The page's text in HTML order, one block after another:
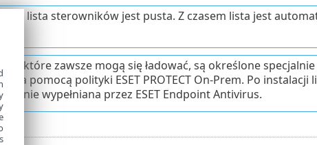
lista sterowników jest pusta. Z czasem lista jest
które zawsze mogą się ładować, są określone
za pomocą polityki ESET PROTECT On-Prem. Po
wypełniana przez ESET Endpoint Antivirus.